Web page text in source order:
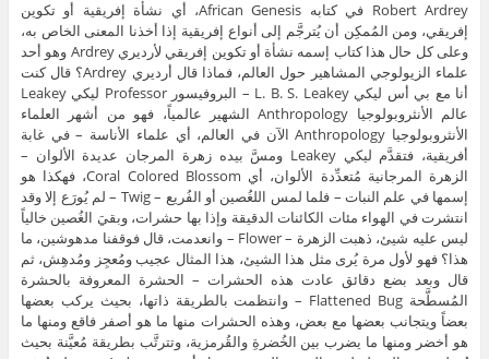
Robert Ardrey في كتابه African Genesis، أي نشأة إفريقية أو تكوين
إفريقي، ومن المُمكِن أن يُترجَّم إلى أنواع إفريقية إذا أخذنا المعنى الخاص به،
وعلى كل حال هذا كتاب إسمه نشأة أو تكوين إفريقي لأرديري Ardrey وهو أحد
علماء الزيولوجي المشاهير حول العالم، فماذا قال أرديري Ardrey؟ قال كنت
أنا مع بي أس ليكي L. B. S. Leakey – البروفيسور Professor ليكي Leakey
عالم الأنثروبولوجيا Anthropology الشهير عالمياً، فهو من أشهر العلماء
الأنثروبولوجيا Anthropology الآن في العالم، أي علماء الأناسة – في غابة
أفريقية، فتقدَّم ليكي Leakey ومسَّ بيده زهرة المرجان عديدة الألوان –
الزهرة المرجانية مُتعدِّدة الألوان، أي Coral Colored Blossom، فهكذا هو
إسمها في علم النبات – فلما لمس اللغُصين أو الفُريع – Twig – لم يُورَع إلا وقد
انتشرت في الهواء مئات الكائنات الدقيقة وإذا بها حشرات، وبقيَ الغُصين خالياً
ليس عليه شيئ، ذهبت الزهرة – Flower – وانعدمت، قال فوقفنا مدهوشين، ما
هذا؟ فهو لأول مرة يُرى مثل هذا الشيئ، هذا المثال عجيب ومُعجِز ومُدهِش، ثم
قال وبعد بضع دقائق عادت هذه الحشرات – الحشرة المعروفة بالحشرة
المُسطَّحة Flattened Bug – وانتظمت بالطريقة ذاتها، بحيث يركب بعضها
بعضاً ويتجانب بعضها مع بعض، وهذه الحشرات منها ما هو أصفر فاقع ومنها ما
هو أخضر ومنها ما يضرب بين الخُضرةِ والقُرمزية، وتترتَّب بطريقة مُعيَّنة بحيث